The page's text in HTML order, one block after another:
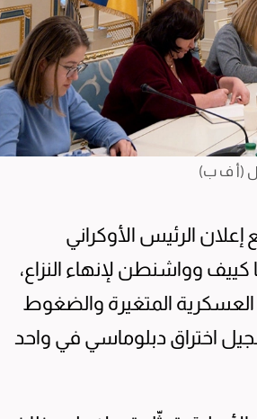
(أ ف ب)
الرئيس الأوكراني
وواشنطن لإنهاء النزاع،
المتغيرة والضغوط
اختراق دبلوماسي في واحد